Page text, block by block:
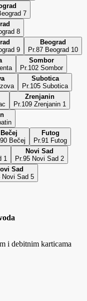
7
8
9
Beograd
Pr.87 Beograd 10
Sombor
Pr.102 Sombor
Subotica
Pr.105 Subotica
Zrenjanin
Pr.109 Zrenjanin 1
Bečej
Bečej
Futog
Pr.91 Futog
1
Novi Sad
Pr.95 Novi Sad 2
Sad
Novi Sad 5
i debitnim karticama